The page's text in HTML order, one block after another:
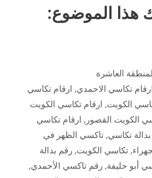
هذا الموضوع:
العاشرة
ارقام تكاسي الاحمدي, ارقام تكاسي
الكويت, ارقام تكاسي الكويت
الكويت القصور , ارقام تكاسي
بدالة تكاسي, تاكسي الظهر في
, تكاسي الكويت, رقم بدالة
أبو حليفة, رقم تاكسي الأحمدي,